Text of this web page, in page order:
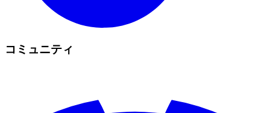
コミュニティ